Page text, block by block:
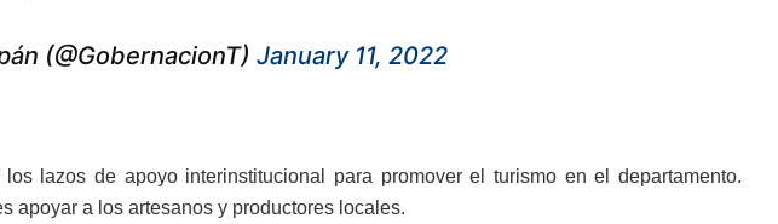
(@GobernacionT) January 11, 2022
lazos de apoyo interinstitucional para promover el turismo en el departamento.
apoyar a los artesanos y productores locales.